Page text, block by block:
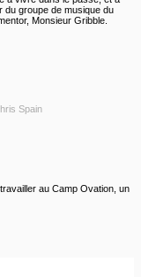
du groupe de musique du
Monsieur Gribble.
Spain
au Camp Ovation, un